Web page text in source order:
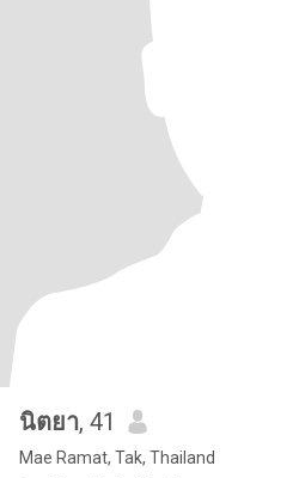
นิตยา, 41
Mae Ramat, Tak, Thailand